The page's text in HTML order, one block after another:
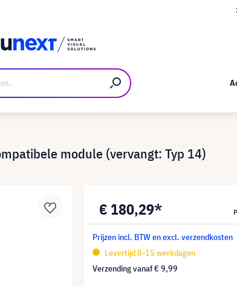
module (vervangt: Typ 14)
€ 180,29*
Prijzen incl. BTW en excl. verzendkosten
Levertijd 8-15 werkdagen
Verzending vanaf€ 9,99